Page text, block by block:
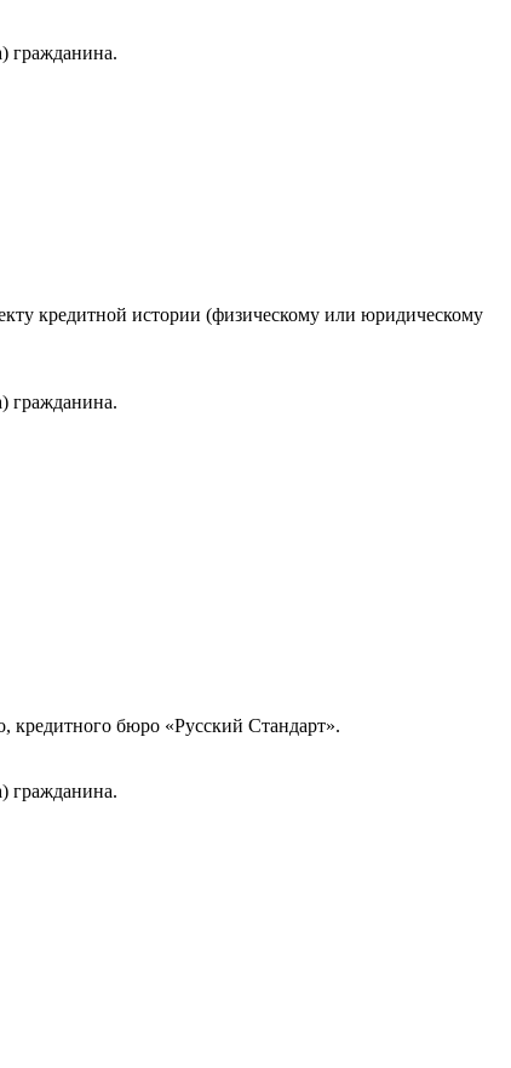
гражданина.
кредитной истории (физическому или юридическому
гражданина.
бюро «Русский Стандарт».
гражданина.